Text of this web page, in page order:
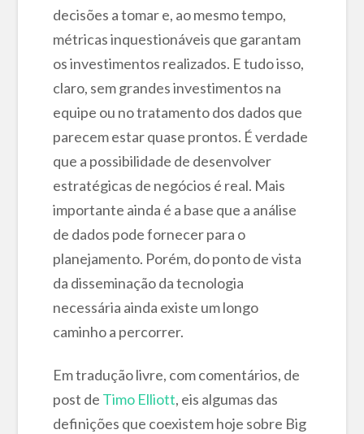
decisões a tomar e, ao mesmo tempo,
métricas inquestionáveis que garantam
os investimentos realizados. E tudo isso,
claro, sem grandes investimentos na
equipe ou no tratamento dos dados que
parecem estar quase prontos. É verdade
que a possibilidade de desenvolver
estratégicas de negócios é real. Mais
importante ainda é a base que a análise
de dados pode fornecer para o
planejamento. Porém, do ponto de vista
da disseminação da tecnologia
necessária ainda existe um longo
caminho a percorrer.
Em tradução livre, com comentários, de
post de Timo Elliott, eis algumas das
definições que coexistem hoje sobre Big